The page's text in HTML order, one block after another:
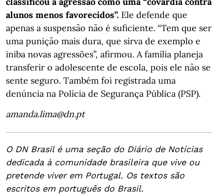
alunos menos favorecidos”. Ele defende que
apenas a suspensão não é suficiente. “Tem que ser
uma punição mais dura, que sirva de exemplo e
iniba novas agressões”, afirmou. A família planeja
transferir o adolescente de escola, pois ele não se
sente seguro. Também foi registrada uma
denúncia na Polícia de Segurança Pública (PSP).
amanda.lima@dn.pt
O DN Brasil é uma seção do Diário de Notícias
dedicada à comunidade brasileira que vive ou
pretende viver em Portugal. Os textos são
escritos em português do Brasil.